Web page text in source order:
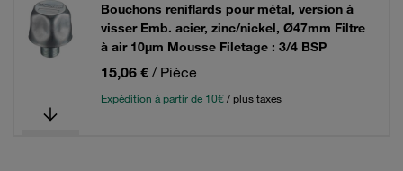
Bouchons reniflards pour métal, version à
visser Emb. acier, zinc/nickel, Ø47mm Filtre
à air 10µm Mousse Filetage : 3/4 BSP
15,06 € / Pièce
Expédition à partir de 10€/ plus taxes